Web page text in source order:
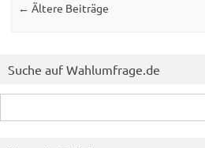
← Ältere Beiträge
Suche auf Wahlumfrage.de
nach: